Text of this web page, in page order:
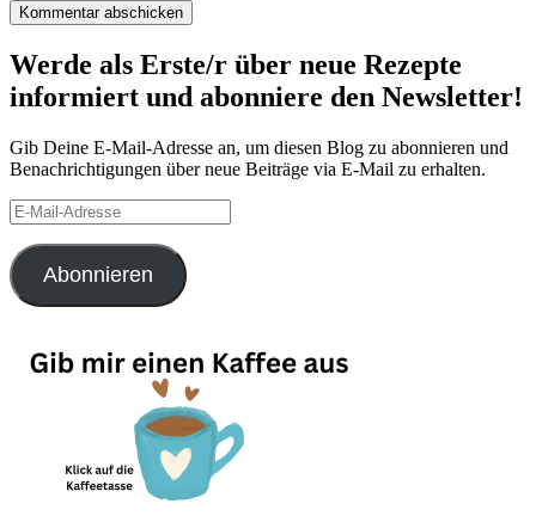
Werde als Erste/r über neue Rezepte
informiert und abonniere den Newsletter!
Gib Deine E-Mail-Adresse an, um diesen Blog zu abonnieren und
Benachrichtigungen über neue Beiträge via E-Mail zu erhalten.
E-
Mail-
Adresse
Abonnieren